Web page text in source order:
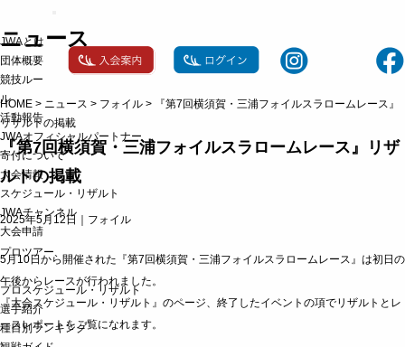
o
n
v
i
g
a
t
i
o
n
JWAとは
団体概要
競技ルー
ル
活動報告
JWAオフィシャルパートナー
寄付について
大会情報
スケジュール・リザルト
JWAチャンネル
大会申請
プロツアー
プロスケジュール・リザルト
選手紹介
種目別ランキング
ニュース
HOME > ニュース > フォイル >
『第7回横須賀・三浦フォイルスラロームレース』
リザルトの掲載
『第7回横須賀・三浦フォイルスラロームレース』リザ
ルトの掲載
2025年5月12日｜ フォイル
5月10日から開催された『第7回横須賀・三浦フォイルスラロームレース』は初日の
午後からレースが行われました。
『大会スケジュール・リザルト』のページ、終了したイベントの項でリザルトとレ
ースレポートをご覧になれます。